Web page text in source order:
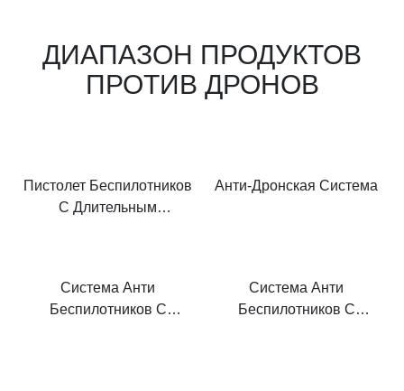
ДИАПАЗОН ПРОДУКТОВ
ПРОТИВ ДРОНОВ
Пистолет Беспилотников
С Длительным
Дронов
Анти-Дронская Система
Система Анти
Беспилотников С
Система Анти
Беспилотников С